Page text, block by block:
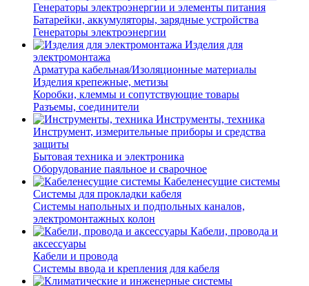
Генераторы электроэнергии и элементы питания
Батарейки, аккумуляторы, зарядные устройства
Генераторы электроэнергии
Изделия для
электромонтажа
Арматура кабельная/Изоляционные материалы
Изделия крепежные, метизы
Коробки, клеммы и сопутствующие товары
Разъемы, соединители
Инструменты, техника
Инструмент, измерительные приборы и средства
защиты
Бытовая техника и электроника
Оборудование паяльное и сварочное
Кабеленесущие системы
Системы для прокладки кабеля
Системы напольных и подпольных каналов,
электромонтажных колон
Кабели, провода и
аксессуары
Кабели и провода
Системы ввода и крепления для кабеля